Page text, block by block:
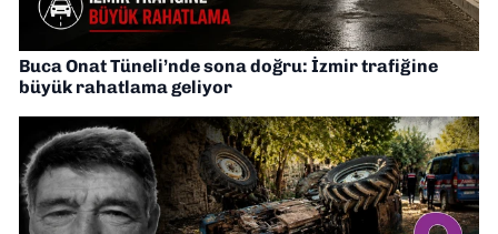
Buca Onat Tüneli’nde sona doğru: İzmir trafiğine
büyük rahatlama geliyor